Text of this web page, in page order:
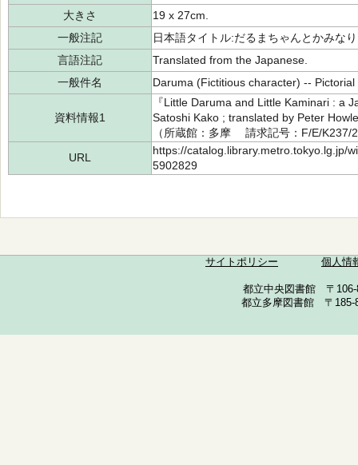
大きさ
19 x 27cm.
一般注記
日本語タイトル:だるまちゃんとかみな
言語注記
Translated from the Japanese.
一般件名
Daruma (Fictitious character) --
資料情報1
『Little Daruma and Little Kaminari :
Satoshi Kako ; translated by Peter
（所蔵館：多摩 請求記号：F/E/
URL
https://catalog.library.metro.tokyo.lg.jp/
5902829
サイトポリシー 個人情
都立中央図書館 〒
都立多摩図書館 〒185-